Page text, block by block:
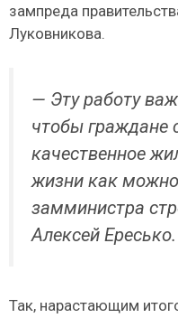
зампреда
Луковникова.
— Эту работу
чтобы граждане
качественное
жизни как
замминистра
Алексей Ересько.
Так, нарастающим